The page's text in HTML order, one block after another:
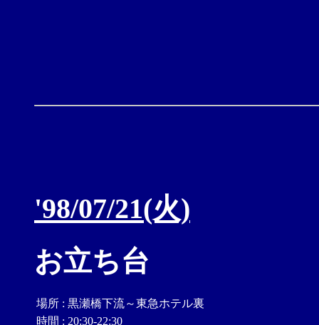
'98/07/21(火)
お立ち台
場所 : 黒瀬橋下流～東急ホテル裏
時間 : 20:30-22:30